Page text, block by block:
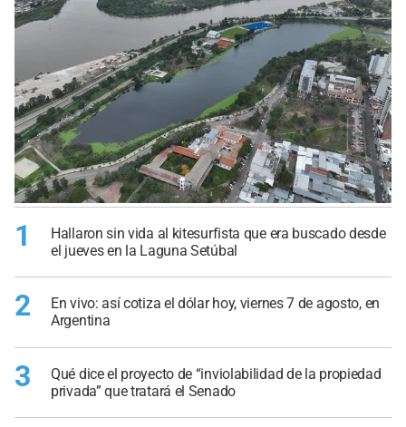
1
Hallaron sin vida al kitesurfista que era buscado desde
el jueves en la Laguna Setúbal
2
En vivo: así cotiza el dólar hoy, viernes 7 de agosto, en
Argentina
3
Qué dice el proyecto de “inviolabilidad de la propiedad
privada” que tratará el Senado